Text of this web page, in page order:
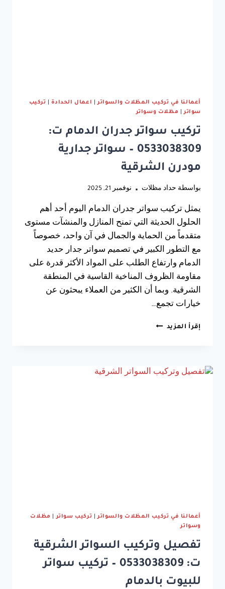
أعمالنا في تركيب المظلات والسواتر| اعمال الحدادة
تركيب
سواتر| مظلات وسواتر
تركيب سواتر جدران الدمام ت:
0533038309 – سواتر جدارية
مودرن الشرقية
بواسطة حداد مظلات نوفمبر 21, 2025
يمثل تركيب سواتر جدران الدمام اليوم أحد أهم
الحلول الحديثة التي تمنح المنازل والمنشآت مستوى
متقدماً من الحماية والجمال في آن واحد، خصوصاً
مع التطور الكبير في تصميم سواتر جدار حديد
الدمام وارتفاع الطلب على المواد الأكثر قدرة على
مقاومة الظروف المناخية القاسية في المنطقة
الشرقية. وبما أن الكثير من العملاء يبحثون عن
خيارات تجمع…
إقرأ المزيد تركيب
ت:
0533038309
أعمالنا في تركيب المظلات والسواتر| تركيب سواتر|
مظلات
وسواتر
تفصيل وتركيب السواتر الشرقية
ت: 0533038309 – تركيب سواتر
للبيوت بالدمام